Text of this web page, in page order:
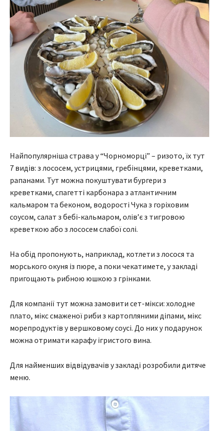
Найпопулярніша страва у “Чорноморці” – ризото, їх тут
7 видів: з лососем, устрицями, гребінцями, креветками,
рапанами. Тут можна покуштувати бургери з
креветками, спагетті карбонара з атлантичним
кальмаром та беконом, водорості Чука з горіховим
соусом, салат з бебі-кальмаром, олів’є з тигровою
креветкою або з лососем слабої солі.
На обід пропонують, наприклад, котлети з лосося та
морського окуня із пюре, а поки чекатимете, у закладі
пригощають рибною юшкою з грінками.
Для компанії тут можна замовити сет-мікси: холодне
плато, мікс смаженої риби з картопляними діпами, мікс
морепродуктів у вершковому соусі. До них у подарунок
можна отримати карафу ігристого вина.
Для найменших відвідувачів у закладі розробили дитяче
меню.